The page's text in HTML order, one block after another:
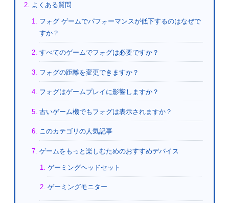
よくある質問
フォグ ゲームでパフォーマンスが低下するのはなぜで
すか？
すべてのゲームでフォグは必要ですか？
フォグの距離を変更できますか？
フォグはゲームプレイに影響しますか？
古いゲーム機でもフォグは表示されますか？
このカテゴリの人気記事
ゲームをもっと楽しむためのおすすめデバイス
ゲーミングヘッドセット
ゲーミングモニター